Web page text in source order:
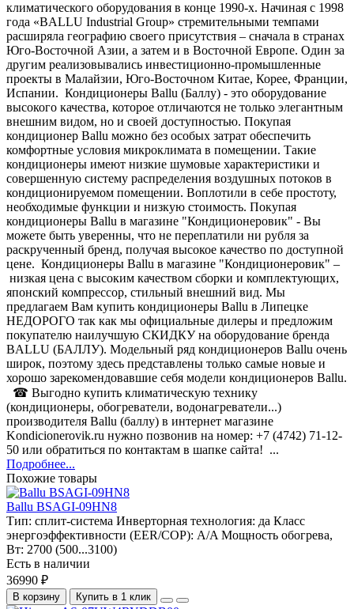
климатического оборудования в конце 1990-х. Начиная с 1998
года «BALLU Industrial Group» стремительными темпами
расширяла географию своего присутствия – сначала в странах
Юго-Восточной Азии, а затем и в Восточной Европе. Один за
другим реализовывались инвестиционно-промышленные
проекты в Малайзии, Юго-Восточном Китае, Корее, Франции,
Испании. Кондиционеры Ballu (Баллу) - это оборудование
высокого качества, которое отличаются не только элегантным
внешним видом, но и своей доступностью. Покупая
кондиционер Ballu можно без особых затрат обеспечить
комфортные условия микроклимата в помещении. Такие
кондиционеры имеют низкие шумовые характеристики и
совершенную систему распределения воздушных потоков в
кондиционируемом помещении. Воплотили в себе простоту,
необходимые функции и низкую стоимость. Покупая
кондиционеры Ballu в магазине "Кондиционеровик" - Вы
можете быть уверенны, что не переплатили ни рубля за
раскрученный бренд, получая высокое качество по доступной
цене. Кондиционеры Ballu в магазине "Кондиционеровик" –
низкая цена с высоким качеством сборки и комплектующих,
японский компрессор, стильный внешний вид. Мы
предлагаем Вам купить кондиционеры Ballu в Липецке
НЕДОРОГО так как мы официальные дилеры и предложим
покупателю наилучшую СКИДКУ на оборудование бренда
BALLU (БАЛЛУ). Модельный ряд кондиционеров Ballu очень
широк, поэтому здесь представлены только самые новые и
хорошо зарекомендовавшие себя модели кондиционеров Ballu.
☎ Выгодно купить климатическую технику
(кондиционеры, обогреватели, водонагреватели...)
производителя Ballu (баллу) в интернет магазине
Kondicionerovik.ru нужно позвонив на номер: +7 (4742) 71-12-
50 или обратиться по контактам в шапке сайта! ...
Подробнее...
Похожие товары
Ballu BSAGI-09HN8
Тип: сплит-система Инверторная технология: да Класс
энергоэффективности (EER/COP): A/A Мощность обогрева,
Вт: 2700 (500...3100)
Есть в наличии
36990 ₽
В корзину Купить в 1 клик